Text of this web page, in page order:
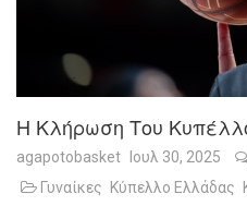
Η Κλήρωση Του
agapotobasket Ιουλ 30, 2025
Γυναίκες
Κύπελλο Ελλάδας